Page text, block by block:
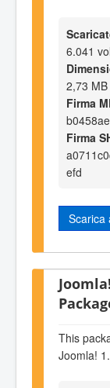
6.041
2,73 MB
Firma
Firma
efd
Scarica
This
Joomla!